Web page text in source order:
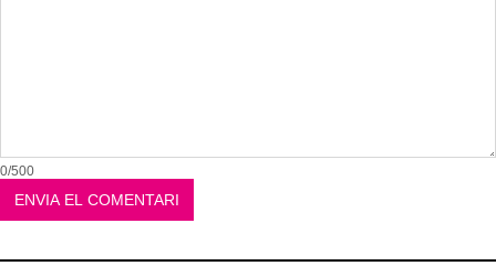
0/500